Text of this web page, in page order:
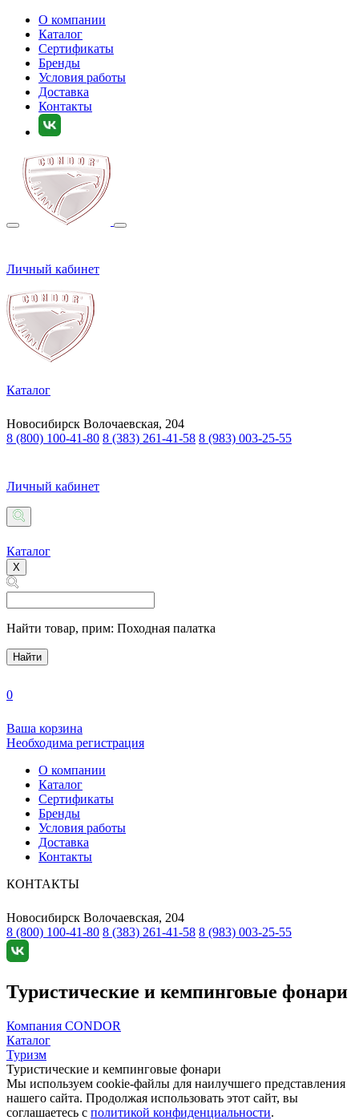
О компании
Каталог
Сертификаты
Бренды
Условия работы
Доставка
Контакты
Личный кабинет
Каталог
Новосибирск Волочаевская, 204
8 (800) 100-41-80 8 (383) 261-41-58 8 (983) 003-25-55
Личный кабинет
Каталог
X
Найти товар, прим: Походная палатка
Найти
0
Ваша корзина
Необходима регистрация
О компании
Каталог
Сертификаты
Бренды
Условия работы
Доставка
Контакты
КОНТАКТЫ
Новосибирск Волочаевская, 204
8 (800) 100-41-80 8 (383) 261-41-58 8 (983) 003-25-55
Туристические и кемпинговые фонари
Компания CONDOR
Каталог
Туризм
Туристические и кемпинговые фонари
Мы используем cookie-файлы для наилучшего представления
нашего сайта. Продолжая использовать этот сайт, вы
соглашаетесь c политикой конфиденциальности.